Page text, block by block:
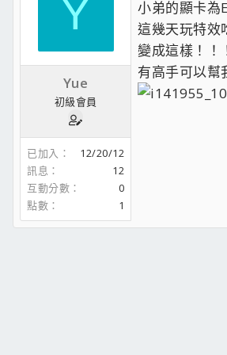
Y
Yue
初級會員
已加入
12/20/12
訊息
12
互動分數
0
點數
1
小弟的顯卡為
這幾天玩特效
變成這樣！！
有高手可以幫